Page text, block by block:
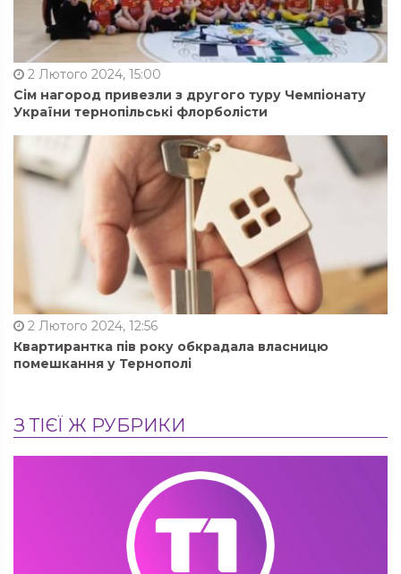
2 Лютого 2024, 15:00
Сім нагород привезли з другого туру Чемпіонату
України тернопільські флорболісти
2 Лютого 2024, 12:56
Квартирантка пів року обкрадала власницю
помешкання у Тернополі
З ТІЄЇ Ж РУБРИКИ